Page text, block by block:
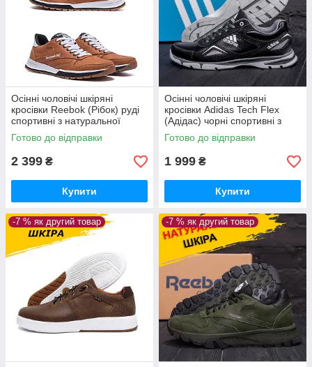
Осінні чоловічі шкіряні
кросівки Reebok (Рібок) руді
спортивні з натуральної
шкіри *R-02 рыж*
Готово до відправки
2 399 ₴
Купити
Осінні чоловічі шкіряні
кросівки Adidas Tech Flex
(Адідас) чорні спортивні з
натуральної шкіри *510*
Готово до відправки
1 999 ₴
Купити
-7 % як другий товар -7 % як другий товар